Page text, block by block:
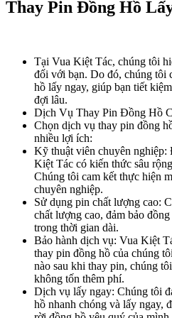
Thay Pin Đồng Hồ
Tại Vua Kiệt Tác, chúng tôi
đối với bạn. Do đó, chúng tôi
hồ lấy ngay, giúp bạn tiết
đợi lâu.
Dịch Vụ Thay Pin Đồng Hồ
Chọn dịch vụ thay pin đồng
nhiều lợi ích:
Kỹ thuật viên chuyên
Kiệt Tác có kiến thức sâu
Chúng tôi cam kết thực hiện
chuyên nghiệp.
Sử dụng pin chất lượng cao:
chất lượng cao, đảm bảo
trong thời gian dài.
Bảo hành dịch vụ: Vua Kiệt
thay pin đồng hồ của chúng
nào sau khi thay pin, chúng
không tốn thêm phí.
Dịch vụ lấy ngay: Chúng tôi
hồ nhanh chóng và lấy ngay,